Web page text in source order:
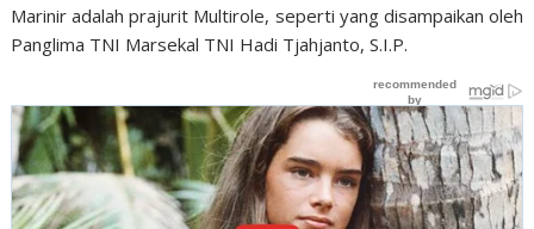
Marinir adalah prajurit Multirole, seperti yang disampaikan oleh
Panglima TNI Marsekal TNI Hadi Tjahjanto, S.I.P.